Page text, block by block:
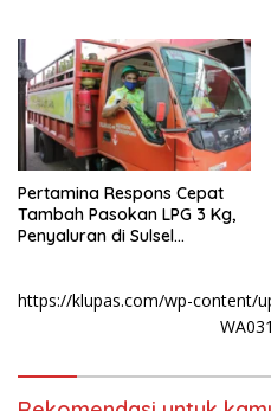
Pertamina Respons Cepat
Tambah Pasokan LPG 3 Kg,
Penyaluran di Sulsel
https://klupas.com/wp-content/